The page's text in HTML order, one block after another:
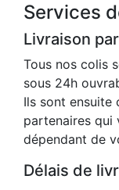
Services
Livraison
Tous nos colis
sous 24h
Ils sont ensuite
partenaires qui
dépendant de
Délais de